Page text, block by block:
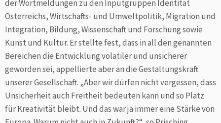
der Wortmeldungen zu den Inputgruppen Identität
Österreichs, Wirtschafts- und Umweltpolitik, Migration und
Integration, Bildung, Wissenschaft und Forschung sowie
Kunst und Kultur. Er stellte fest, dass in all den genannten
Bereichen die Entwicklung volatiler und unsicherer
geworden sei, appellierte aber an die Gestaltungskraft
unserer Gesellschaft. „Aber wir dürfen nicht vergessen, dass
Unsicherheit auch Freitheit bedeuten kann und so Platz
für Kreativität bleibt. Und das war ja immer eine Stärke von